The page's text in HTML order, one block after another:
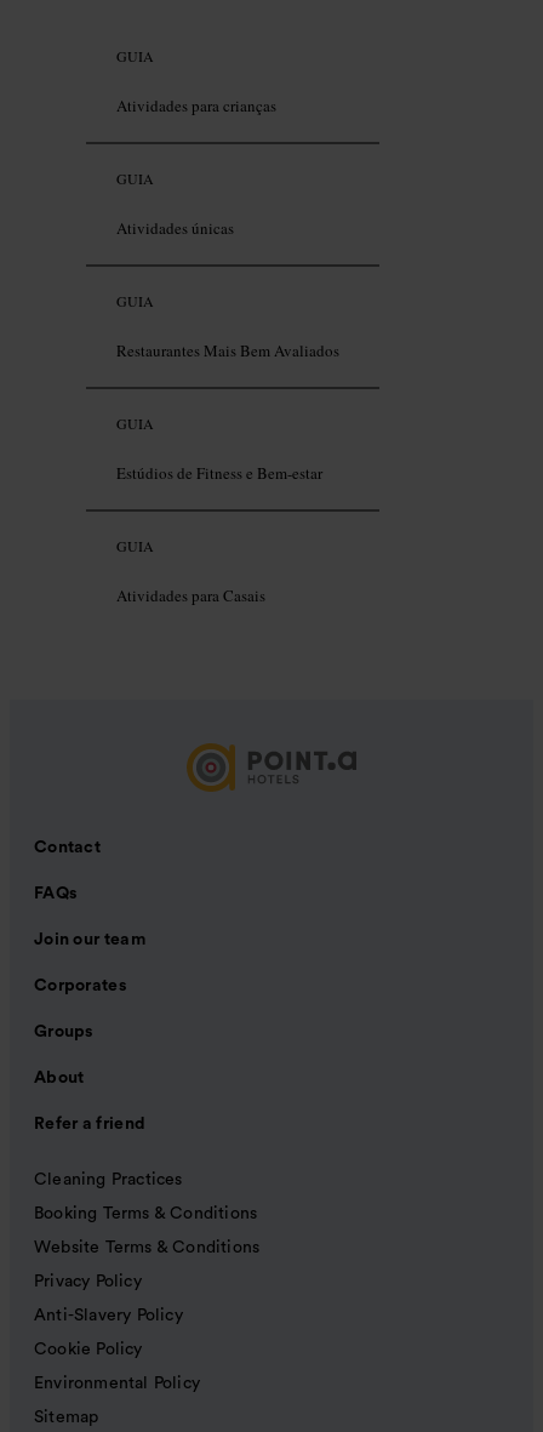
GUIA
Atividades para crianças
GUIA
Atividades únicas
GUIA
Restaurantes Mais Bem Avaliados
GUIA
Estúdios de Fitness e Bem-estar
GUIA
Atividades para Casais
Contact
FAQs
Join our team
Corporates
Groups
About
Refer a friend
Cleaning Practices
Booking Terms & Conditions
Website Terms & Conditions
Privacy Policy
Anti-Slavery Policy
Cookie Policy
Environmental Policy
Sitemap